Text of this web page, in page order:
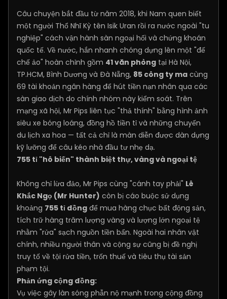
Câu chuyện bắt đầu từ năm 2018, khi Nam quen biết
một người Thổ Nhĩ Kỳ tên Isik Uran rồi ra nước ngoài "tu
nghiệp" cách vận hành sàn ngoại hối và chứng khoán
quốc tế. Về nước, hắn nhanh chóng dựng lên một "đế
chế ảo" hoàn chỉnh gồm 41 văn phòng tại Hà Nội,
TP.HCM, Bình Dương và Đà Nẵng, 85 công ty ma cùng
69 tài khoản ngân hàng để hút tiền nạn nhân qua các
sàn giao dịch do chính nhóm này kiểm soát. Trên
mạng xã hội, Mr Pips liên tục "thả thính" bằng hình ảnh
siêu xe bóng loáng, đồng hồ tiền tỉ và những chuyến
du lịch xa hoa — tất cả chỉ là màn diễn được dàn dựng
kỹ lưỡng để câu kéo nhà đầu tư nhẹ dạ.
755 tỉ "hô biến" thành biệt thự, vàng và ngoại tệ
Không chỉ lừa đảo, Mr Pips cùng "cánh tay phải" Lê
Khắc Ngọ (Mr Hunter) còn bị cáo buộc sử dụng
khoảng 755 tỉ đồng để mua hàng chục bất động sản,
tích trữ hàng trăm lượng vàng và lượng lớn ngoại tệ
nhằm "rửa" sạch nguồn tiền bẩn. Ngoài hai nhân vật
chính, nhiều người thân và cộng sự cũng bị đề nghị
truy tố về tội rửa tiền, trốn thuế và tiêu thụ tài sản
phạm tội.
Phản ứng cộng đồng:
Vụ việc gây làn sóng phẫn nộ mạnh trong cộng đồng